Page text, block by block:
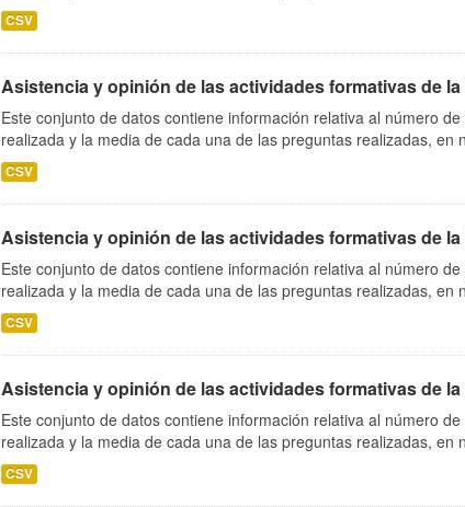
CSV
Asistencia y opinión de las actividades formativas de la
Este conjunto de datos contiene información relativa al número
realizada y la media de cada una de las preguntas realizadas, en
CSV
Asistencia y opinión de las actividades formativas de la
Este conjunto de datos contiene información relativa al número
realizada y la media de cada una de las preguntas realizadas, en
CSV
Asistencia y opinión de las actividades formativas de la
Este conjunto de datos contiene información relativa al número
realizada y la media de cada una de las preguntas realizadas, en
CSV